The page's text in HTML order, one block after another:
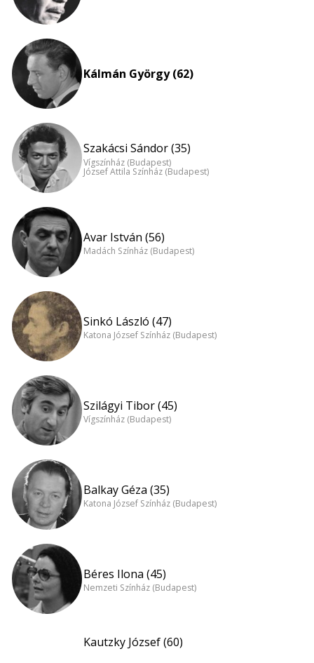
Kálmán György (62)
Szakácsi Sándor (35)
Vígszínház (Budapest)
József Attila Színház (Budapest)
Avar István (56)
Madách Színház (Budapest)
Sinkó László (47)
Katona József Színház (Budapest)
Szilágyi Tibor (45)
Vígszínház (Budapest)
Balkay Géza (35)
Katona József Színház (Budapest)
Béres Ilona (45)
Nemzeti Színház (Budapest)
Kautzky József (60)